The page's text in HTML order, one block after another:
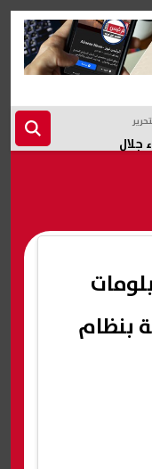
جلال
بنظام